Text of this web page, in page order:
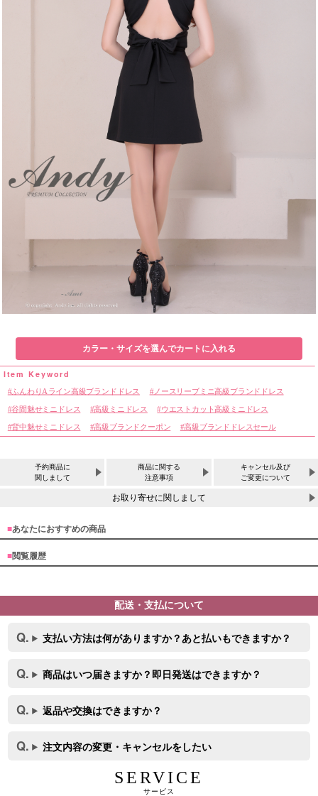
カラー・サイズを選んでカートに入れる
ふんわりAライン高級ブランドドレス ノースリーブミニ高級ブランドドレス
谷間魅せミニドレス 高級ミニドレス ウエストカット高級ミニドレス
背中魅せミニドレス 高級ブランドクーポン 高級ブランドドレスセール
予約商品に
関しまして
商品に関する
注意事項
キャンセル及び
ご変更について
お取り寄せに関しまして
■あなたにおすすめの商品
■閲覧履歴
配送・支払について
支払い方法は何がありますか？あと払いもできますか？
商品はいつ届きますか？即日発送はできますか？
返品や交換はできますか？
注文内容の変更・キャンセルをしたい
SERVICE
サービス